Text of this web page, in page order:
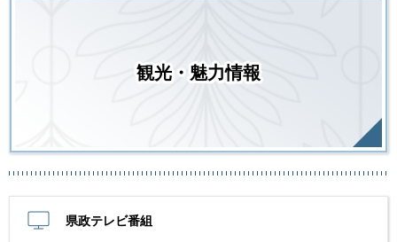
観光・魅力情報
県政テレビ番組